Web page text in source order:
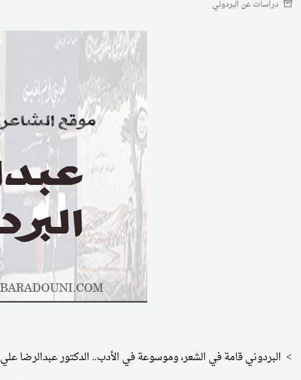
دراسات عن البردوني
> البردوني قامة في الشعر، وموسوعة في الأدب.. الدكتور عبدالرضا علي